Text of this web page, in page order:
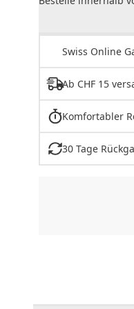
Swiss Online
Ab CHF 15
Komfortabler
30 Tage